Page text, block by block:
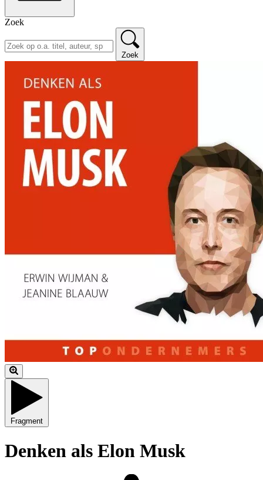
Zoek
Zoek
Fragment
Denken als Elon Musk